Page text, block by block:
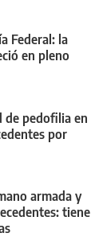
Federal: la
en pleno
de pedofilia en
por
armada y
tiene